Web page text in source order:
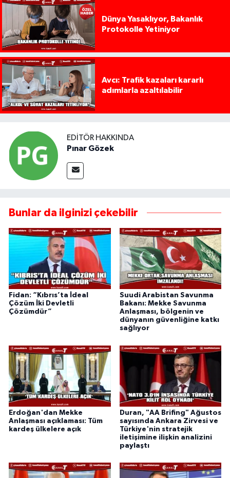
Dünya Yasaklıyor, Bakanlık
Protokolle Yetiniyor
Avcı: Trafik kazaları kararlı
adımlarla azaltılabilir
EDITÖR HAKKINDA
Pınar Gözek
Bunlar da ilginizi çekebilir
Fidan: “Kıbrıs’ta İdeal
Çözüm İki Devletli
Çözümdür”
Suudi Arabistan Savunma
Bakanı: Mekke Savunma
Anlaşması, bölgenin ve
dünyanın güvenliğine katkı
sağlıyor
Erdoğan'dan Mekke
Anlaşması açıklaması: Tüm
kardeş ülkelere açık
Duran, "AA Brifing" Ağustos
sayısında Ankara Zirvesi ve
Türkiye'nin stratejik
iletişimine ilişkin analizini
paylaştı